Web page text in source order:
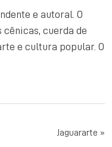
e autoral. O
cuerda de
e cultura popular. O
Jaguararte